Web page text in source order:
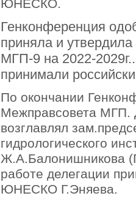
ЮНЕСКО.
Генконференция
приняла и
МГП-9 на 2022-
принимали
По окончании
Межправсовета МГП.
возглавлял
гидрологического
Ж.А.Балонишникова
работе делегации
ЮНЕСКО Г.Эняева.